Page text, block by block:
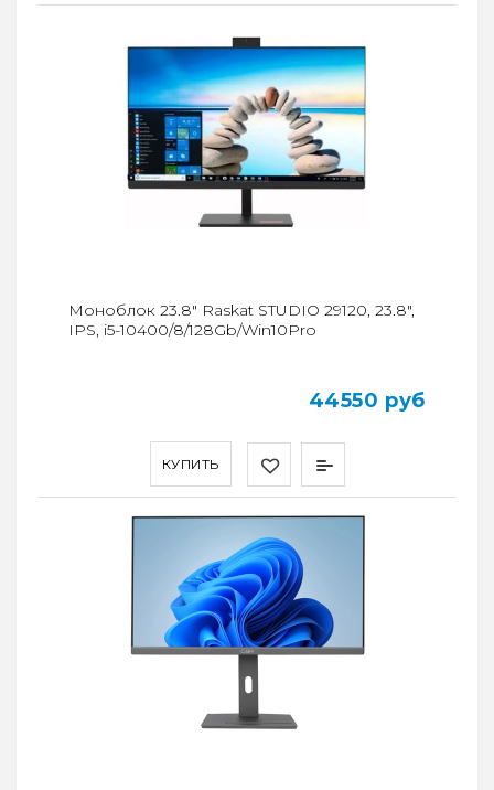
КУПИТЬ
Моноблок 23.8" Raskat STUDIO 29120, 23.8",
IPS, i5-10400/8/128Gb/Win10Pro
44550 руб